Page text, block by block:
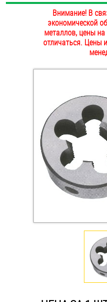
ОПЛАТА И ДОСТАВКА
НАШИ МАГАЗИНЫ
Дюбели
Заклепки (Гайки-
Инструмент
Крюки, кольца с
Оснастка и
Саморезы и шурупы
Внимание! В
экономической
металлов, цены на
отличаться. Цены